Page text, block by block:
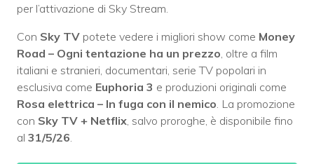
per l’attivazione di Sky Stream.
Con Sky TV potete vedere i migliori show come Money
Road – Ogni tentazione ha un prezzo , oltre a film
italiani e stranieri, documentari, serie TV popolari in
esclusiva come Euphoria 3 e produzioni originali come
Rosa elettrica – In fuga con il nemico . La promozione
con Sky TV + Netflix , salvo proroghe, è disponibile fino
al 31/5/26